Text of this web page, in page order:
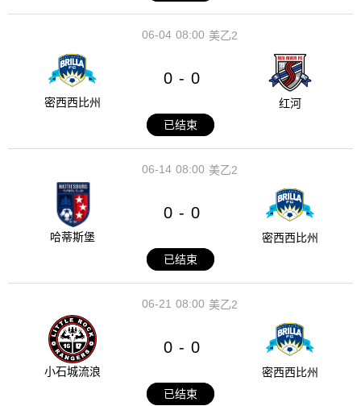
08:00
06-04 美乙2
密西西比州
0 - 0
红河
已结束
08:00
06-14 美乙2
哈蒂斯堡
0 - 0
密西西比州
已结束
08:00
06-21 美乙2
小石城流浪
0 - 0
密西西比州
已结束